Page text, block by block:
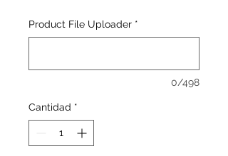
Product File Uploader *
0/498
Cantidad *